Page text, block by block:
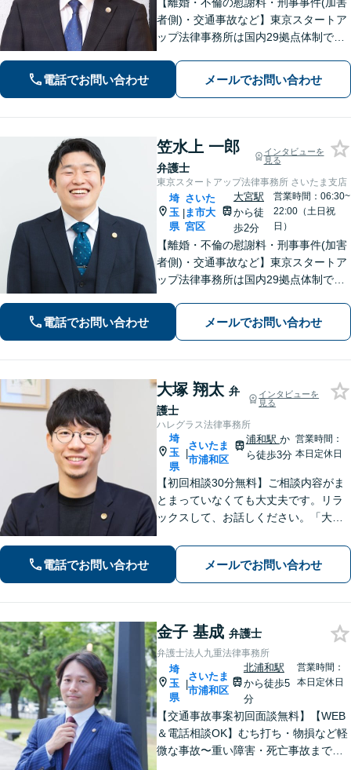
者側)・交通事故など】東京スタートア
ップ法律事務所は国内29拠点体制で全
対応(法律相談は完全予約制)】各分野で
専門性の高い弁護士が寄り添い解決を
電話でお問い合わせ メールでお問い合わせ
笠水上 一郎
弁護士
インタビューを
見る
東京スタートアップ法律事務所 さいたま支店
埼
玉
県
|
さいた
ま市大
宮区
大宮駅
から徒
歩2分
営業時間：06:30~
22:00（土日祝
日）
【離婚・不倫の慰謝料・刑事事件(加害
者側)・交通事故など】東京スタートア
ップ法律事務所は国内29拠点体制で全
対応(法律相談は完全予約制)】各分野で
専門性の高い弁護士が寄り添い解決を
電話でお問い合わせ メールでお問い合わせ
大塚 翔太 弁
護士
インタビューを
見る
ハレグラス法律事務所
埼
玉
県
|
さいたま
市浦和区
浦和駅 か
ら徒歩3分
営業時間：
本日定休日
【初回相談30分無料】ご相談内容がま
とまっていなくても大丈夫です。リラ
ックスして、お話しください。「大塚
ただけるよう、一つひとつ丁寧に取り
組み、前を向くお手伝いができれば幸
いです【夜間・土日祝面談可】
電話でお問い合わせ メールでお問い合わせ
金子 基成 弁護士
弁護士法人九重法律事務所
埼
玉
県
|
さいたま
市浦和区
北浦和駅
から徒歩5
分
営業時間：
本日定休日
【交通事故事案初回面談無料】【WEB
＆電話相談OK】むち打ち・物損など軽
微な事故〜重い障害・死亡事故まで、